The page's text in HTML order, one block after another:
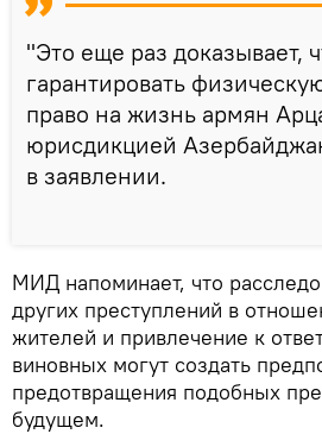
"Это еще раз доказывает,
гарантировать
право на жизнь армян
юрисдикцией
в заявлении.
МИД напоминает, что
других преступлений в
жителей и привлечение к
виновных могут создать
предотвращения подобных
будущем.